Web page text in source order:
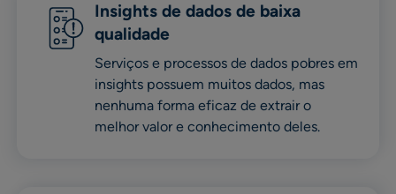
Insights de dados de baixa
qualidade
Serviços e processos de dados pobres em
insights possuem muitos dados, mas
nenhuma forma eficaz de extrair o
melhor valor e conhecimento deles.